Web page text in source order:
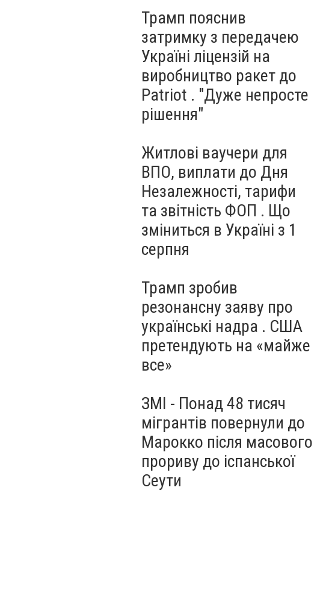
Трамп пояснив
затримку з передачею
Україні ліцензій на
виробництво ракет до
Patriot . "Дуже непросте
рішення"
Житлові ваучери для
ВПО, виплати до Дня
Незалежності, тарифи
та звітність ФОП . Що
зміниться в Україні з 1
серпня
Трамп зробив
резонансну заяву про
українські надра . США
претендують на «майже
все»
ЗМІ - Понад 48 тисяч
мігрантів повернули до
Марокко після масового
прориву до іспанської
Сеути